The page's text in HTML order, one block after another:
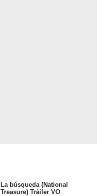
La búsqueda (National
Treasure) Tráiler VO